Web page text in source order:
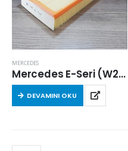
MERCEDES
Mercedes E-Seri (W210) E 200 Kompressor 1997-2002 Arası Hava Filtresi
DEVAMINI OKU